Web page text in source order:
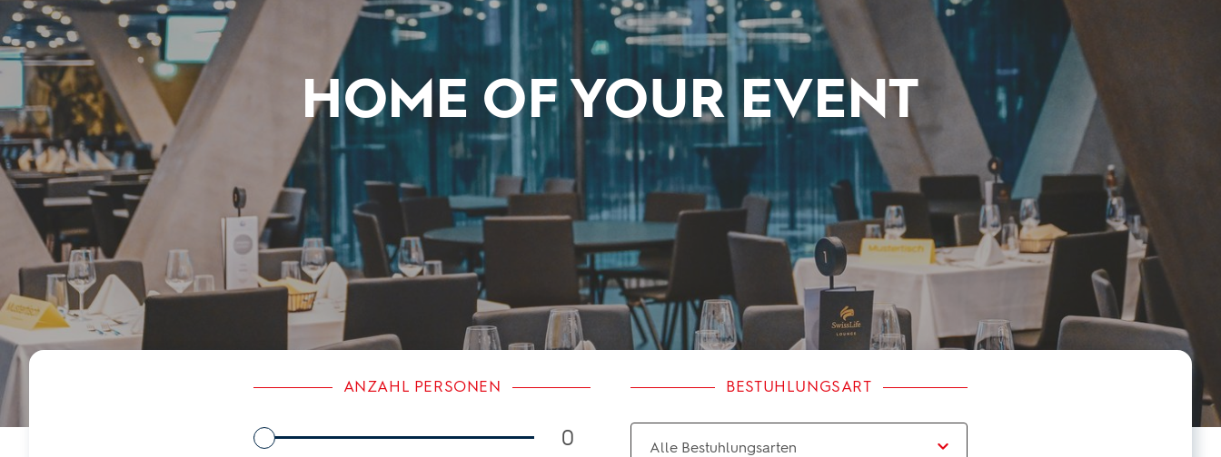
HOME OF YOUR EVENT
ANZAHL PERSONEN
0
BESTUHLUNGSART
Alle Bestuhlungsarten